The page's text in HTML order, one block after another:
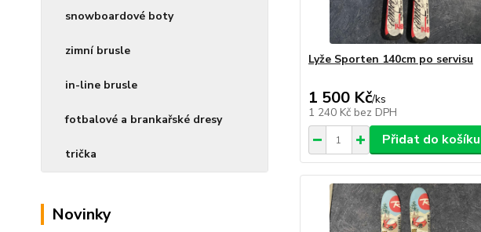
snowboardové boty
zimní brusle
in-line brusle
fotbalové a brankařské dresy
trička
Novinky
Lyže Sporten 140cm po servisu
1 500 Kč/ks
1 240 Kč bez DPH
Přidat do košíku